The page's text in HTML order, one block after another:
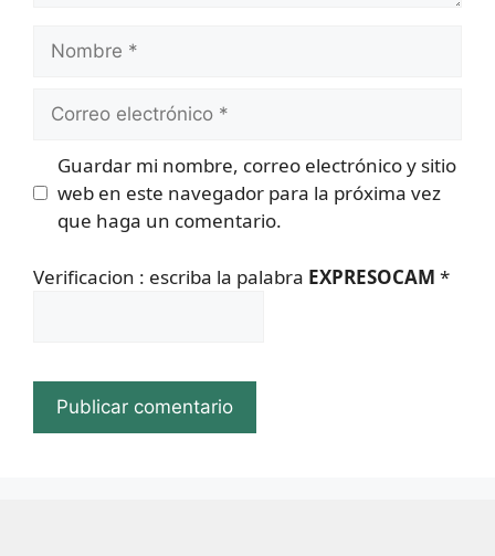
Nombre
Correo
Guardar mi nombre, correo electrónico y sitio
web en este navegador para la próxima vez
que haga un comentario.
Verificacion : escriba la palabra EXPRESOCAM *